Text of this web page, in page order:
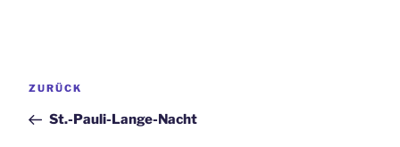
Vorheriger
ZURÜCK
St.-Pauli-Lange-Nacht